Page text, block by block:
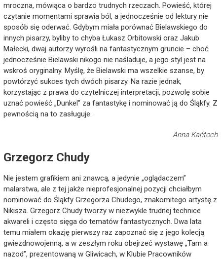
mroczna, mówiąca o bardzo trudnych rzeczach. Powieść, której
czytanie momentami sprawia ból, a jednocześnie od lektury nie
sposób się oderwać. Gdybym miała porównać Bielawskiego do
innych pisarzy, byliby to chyba Łukasz Orbitowski oraz Jakub
Małecki, dwaj autorzy wyrośli na fantastycznym gruncie – choć
jednocześnie Bielawski nikogo nie naśladuje, a jego styl jest na
wskroś oryginalny. Myślę, że Bielawski ma wszelkie szanse, by
powtórzyć sukces tych dwóch pisarzy. Na razie jednak,
korzystając z prawa do czytelniczej interpretacji, pozwolę sobie
uznać powieść „Dunkel” za fantastykę i nominować ją do Śląkfy. Z
pewnością na to zasługuje.
Anna Kańtoch
Grzegorz Chudy
Nie jestem grafikiem ani znawcą, a jedynie „oglądaczem”
malarstwa, ale z tej jakże nieprofesjonalnej pozycji chciałbym
nominować do Śląkfy Grzegorza Chudego, znakomitego artystę z
Nikisza. Grzegorz Chudy tworzy w niezwykle trudnej technice
akwareli i często sięga do tematów fantastycznych. Dwa lata
temu miałem okazję pierwszy raz zapoznać się z jego kolecją
gwiezdnowojenną, a w zeszłym roku obejrzeć wystawę „Tam a
nazod”, prezentowaną w Gliwicach, w Klubie Pracowników